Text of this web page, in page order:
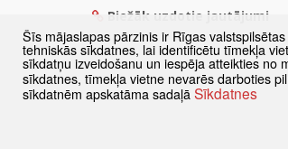
Biežāk uzdotie jautājumi
Šīs mājaslapas pārzinis ir Rīgas
tehniskās sīkdatnes, lai identificētu tīmekļa
sīkdatņu izveidošanu un iespēja atteikties no
sīkdatnes, tīmekļa vietne nevarēs darboties
sīkdatnēm apskatāma sadaļā Sīkdatnes